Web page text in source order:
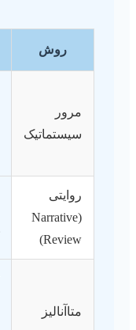
روش
مرور
سیستماتیک
روایتی
(Narrative
Review)
متاآنالیز